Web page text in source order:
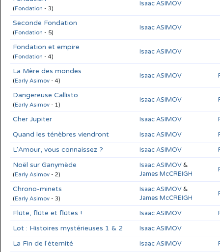
(Fondation - 3)
Isaac ASIMOV
Seconde Fondation
(Fondation - 5)
Isaac ASIMOV
Fondation et empire
(Fondation - 4)
Isaac ASIMOV
La Mère des mondes
(Early Asimov - 4)
Isaac ASIMOV
Dangereuse Callisto
(Early Asimov - 1)
Isaac ASIMOV
Cher Jupiter Isaac ASIMOV
Quand les ténèbres viendront Isaac ASIMOV
L'Amour, vous connaissez ? Isaac ASIMOV
Noël sur Ganymède
(Early Asimov - 2)
Isaac ASIMOV&
James McCREIGH
Chrono-minets
(Early Asimov - 3)
Isaac ASIMOV&
James McCREIGH
Flûte, flûte et flûtes ! Isaac ASIMOV
Lot : Histoires mystérieuses 1 & 2 Isaac ASIMOV
La Fin de l'éternité Isaac ASIMOV